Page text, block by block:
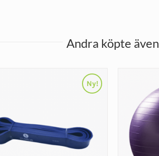
Andra köpte även
Ny!